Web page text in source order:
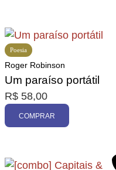
Poesia
Roger Robinson
Um paraíso portátil
R$ 58,00
COMPRAR